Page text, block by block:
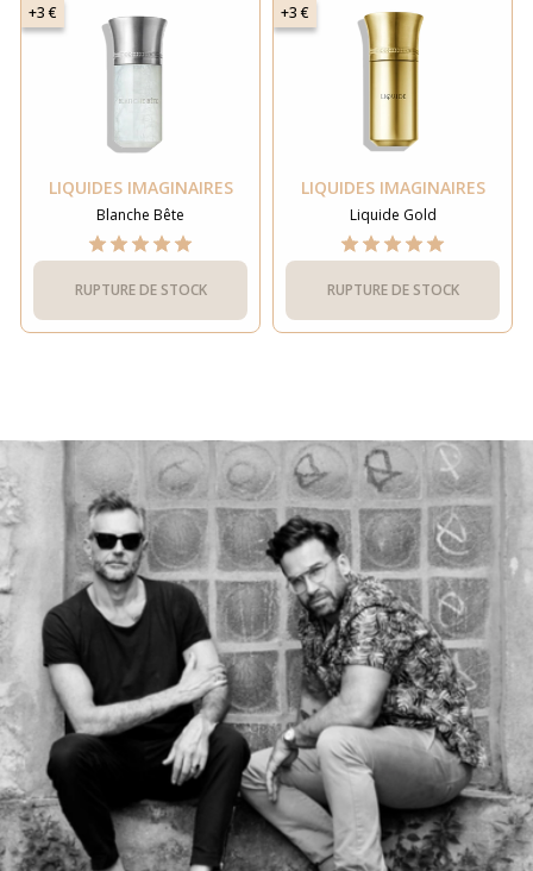
+3 €
LIQUIDES IMAGINAIRES
Blanche Bête
RUPTURE DE STOCK
+3 €
LIQUIDES IMAGINAIRES
Liquide Gold
RUPTURE DE STOCK